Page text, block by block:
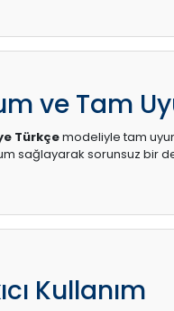
ve Tam
Türkçemodeliyle tam
sağlayarak sorunsuz bir
Kullanım